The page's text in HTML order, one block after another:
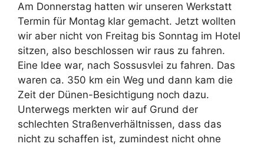
Am Donnerstag hatten wir unseren Werkstatt
Termin für Montag klar gemacht. Jetzt wollten
wir aber nicht von Freitag bis Sonntag im Hotel
sitzen, also beschlossen wir raus zu fahren.
Eine Idee war, nach Sossusvlei zu fahren. Das
waren ca. 350 km ein Weg und dann kam die
Zeit der Dünen-Besichtigung noch dazu.
Unterwegs merkten wir auf Grund der
schlechten Straßenverhältnissen, dass das
nicht zu schaffen ist, zumindest nicht ohne